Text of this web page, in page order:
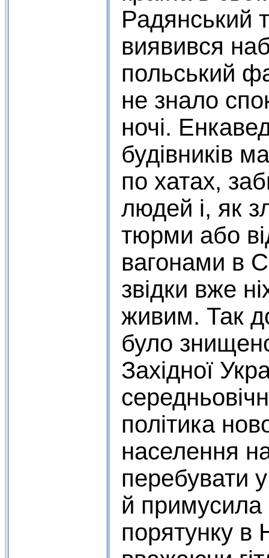
Радянський
виявився
польський
не знало
ночі.
будівників
по хатах,
людей і, як
тюрми або
вагонами в
звідки вже
живим. Так
було
Західної
політика
населення
перебувати
й примусила
порятунку в